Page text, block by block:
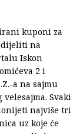
kuponi za
dijeliti na
Iskon
2 i
a na sajmu
Svaki
najviše tri
uz koje će